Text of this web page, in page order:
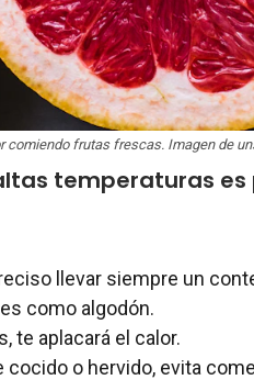
comiendo frutas frescas. Imagen de
temperaturas
llevar siempre un
como algodón.
te aplacará el calor.
o hervido, evita